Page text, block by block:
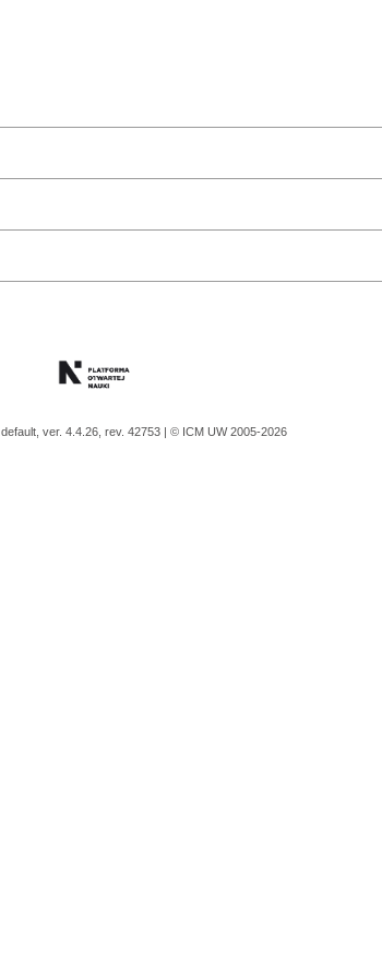
default, ver. 4.4.26, rev. 42753 | © ICM UW 2005-2026